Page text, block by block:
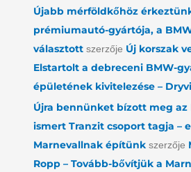
Újabb mérföldkőhöz
prémiumautó-gyártója, a
választott szerzője Új korszak
Elstartolt a debreceni BMW-
épületének kivitelezése –
Újra bennünket bízott meg az
ismert Tranzit csoport tagja –
Marnevallnak építünk szerzője
Ropp – Tovább-bővítjük a